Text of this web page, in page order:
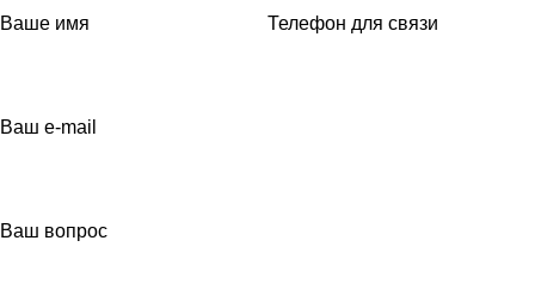
Ваше имя Телефон для связи
Ваш e-mail
Ваш вопрос